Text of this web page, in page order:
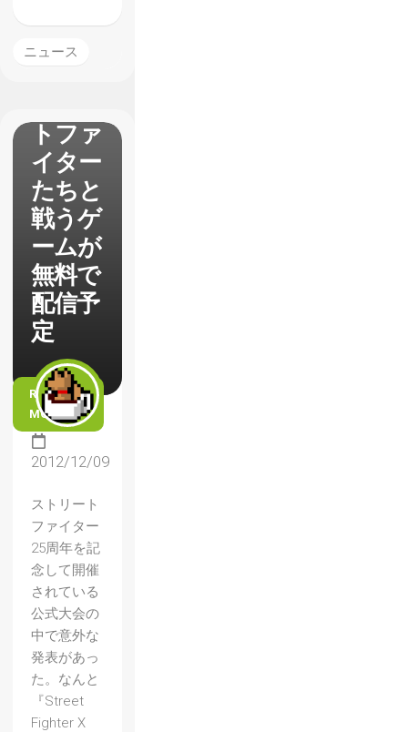
ニュース
ロック
マンが
トファ
イター
たちと
戦うゲ
ームが
無料で
配信予
定
READ
MORE
2012/12/09
ストリート
ファイター
25周年を記
念して開催
されている
公式大会の
中で意外な
発表があっ
た。なんと
『Street
Fighter X